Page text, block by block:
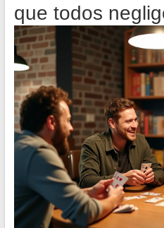
que todos